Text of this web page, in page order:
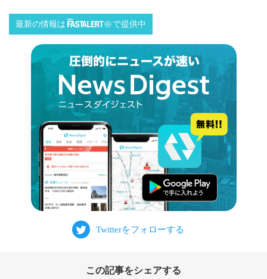
最新の情報は で提供中
この記事をシェアする